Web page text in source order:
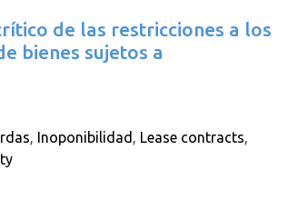
de las restricciones a los
bienes sujetos a
, Inoponibilidad , Lease contracts,